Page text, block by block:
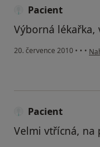
Pacient
Výborná lékařka,
20. července 2010 • • •
Pacient
Velmi vtřícná, na